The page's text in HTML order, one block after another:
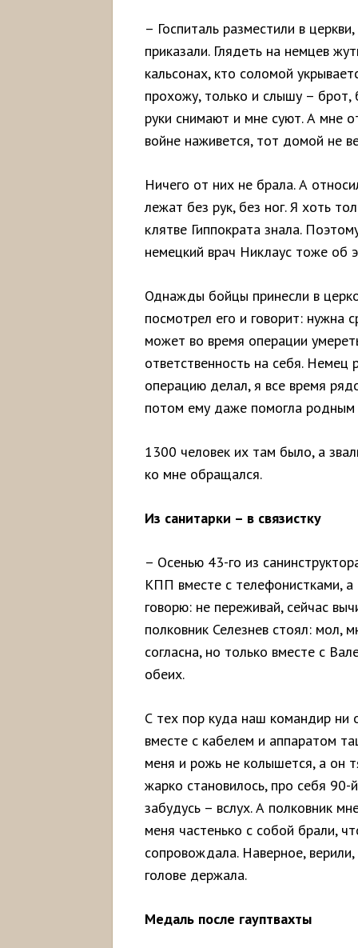
– Госпиталь разместили в
приказали. Глядеть на немцев
кальсонах, кто соломой
прохожу, только и слышу –
руки снимают и мне суют. А мне
войне наживется, тот домой не
Ничего от них не брала. А
лежат без рук, без ног. Я хоть
клятве Гиппократа знала.
немецкий врач Никлаус тоже об
Однажды бойцы принесли в
посмотрел его и говорит: нужна
может во время операции
ответственность на себя. Немец
операцию делал, я все время
потом ему даже помогла родным
1300 человек их там было, а
ко мне обращался.
Из санитарки – в связистку
– Осенью 43-го из
КПП вместе с телефонистками,
говорю: не переживай, сейчас
полковник Селезнев стоял: мол,
согласна, но только вместе с
обеих.
С тех пор куда наш командир ни
вместе с кабелем и аппаратом
меня и рожь не колышется, а он
жарко становилось, про себя
забудусь – вслух. А полковник
меня частенько с собой брали,
сопровождала. Наверное,
голове держала.
Медаль после гауптвахты